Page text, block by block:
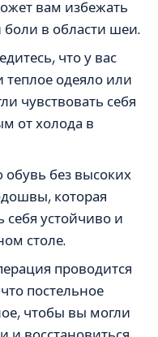
вам избежать
в области шеи.
что у вас
теплое одеяло или
чувствовать себя
от холода в
без высоких
которая
себя устойчиво и
столе.
проводится
постельное
чтобы вы могли